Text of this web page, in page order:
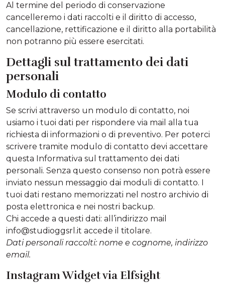
Al termine del periodo di conservazione
cancelleremo i dati raccolti e il diritto di accesso,
cancellazione, rettificazione e il diritto alla portabilità
non potranno più essere esercitati.
Dettagli sul trattamento dei dati
personali
Modulo di contatto
Se scrivi attraverso un modulo di contatto, noi
usiamo i tuoi dati per rispondere via mail alla tua
richiesta di informazioni o di preventivo. Per poterci
scrivere tramite modulo di contatto devi accettare
questa Informativa sul trattamento dei dati
personali. Senza questo consenso non potrà essere
inviato nessun messaggio dai moduli di contatto. I
tuoi dati restano memorizzati nel nostro archivio di
posta elettronica e nei nostri backup.
Chi accede a questi dati: all’indirizzo mail
info@studioggsrl.it accede il titolare.
Dati personali raccolti: nome e cognome, indirizzo
email.
Instagram Widget via Elfsight